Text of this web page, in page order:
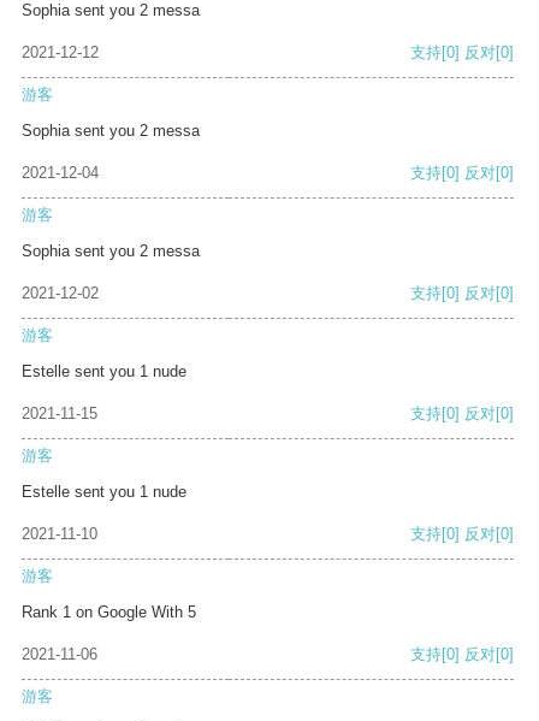
Sophia sent you 2 messa
2021-12-12 支持[0] 反对[0]
游客
Sophia sent you 2 messa
2021-12-04 支持[0] 反对[0]
游客
Sophia sent you 2 messa
2021-12-02 支持[0] 反对[0]
游客
Estelle sent you 1 nude
2021-11-15 支持[0] 反对[0]
游客
Estelle sent you 1 nude
2021-11-10 支持[0] 反对[0]
游客
Rank 1 on Google With 5
2021-11-06 支持[0] 反对[0]
游客